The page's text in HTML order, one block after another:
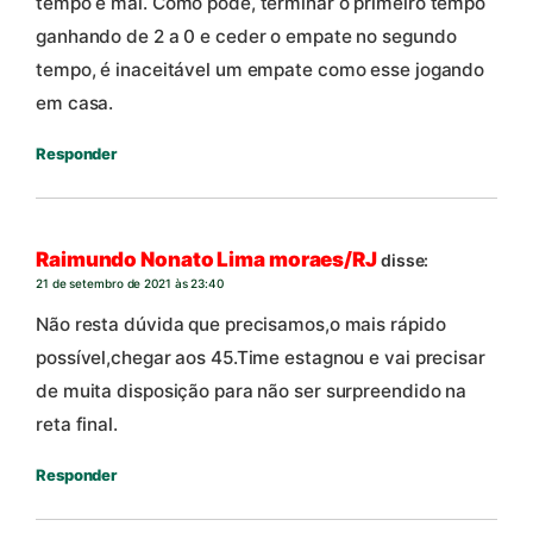
ganhando de 2 a 0 e ceder o empate no segundo
tempo, é inaceitável um empate como esse jogando
em casa.
Responder
Raimundo Nonato Lima moraes/RJdisse:
21 de setembro de 2021 às 23:40
Não resta dúvida que precisamos,o mais rápido
possível,chegar aos 45.Time estagnou e vai precisar
de muita disposição para não ser surpreendido na
reta final.
Responder